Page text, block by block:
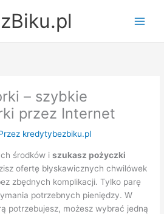
– szybkie
przez Internet
kredytybezbiku.pl
środków iszukasz pożyczki
ofertę błyskawicznych chwilówek
zbędnych komplikacji. Tylko parę
potrzebnych pieniędzy. W
potrzebujesz, możesz wybrać jedną